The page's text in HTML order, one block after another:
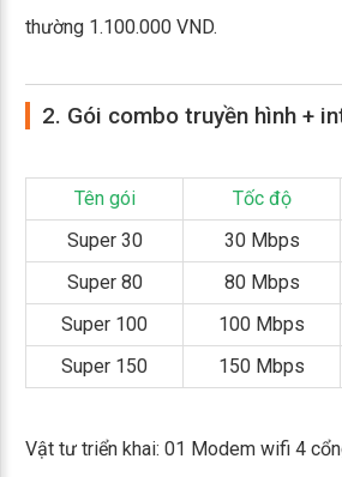
thường 1.100.000 VND.
2. Gói combo truyền hình +
Tên gói Tốc độ
Super 30
30 Mbps
Super 80
80 Mbps
Super 100
100 Mbps
Super 150
150 Mbps
Vật tư triển khai: 01 Modem wifi 4